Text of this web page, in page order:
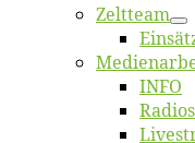
Zelt­team
INFO